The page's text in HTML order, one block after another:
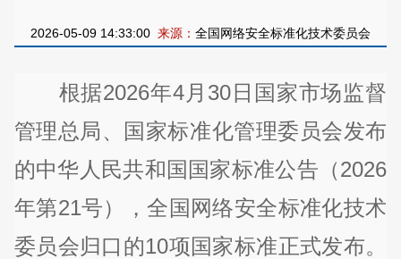
2026-05-09 14:33:00 来源： 全国网络安全标准化技术委员会
根据2026年4月30日国家市场监督
管理总局、国家标准化管理委员会发布
的中华人民共和国国家标准公告（2026
年第21号），全国网络安全标准化技术
委员会归口的10项国家标准正式发布。